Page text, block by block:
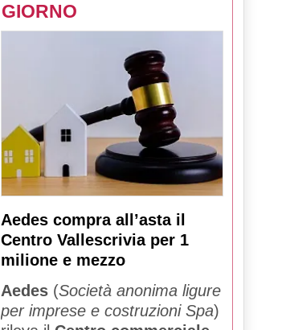
GIORNO
Aedes compra all’asta il
Centro Vallescrivia per 1
milione e mezzo
Aedes (Società anonima ligure
per imprese e costruzioni Spa)